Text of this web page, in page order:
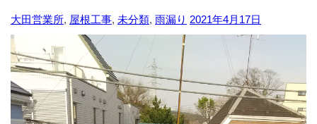
大田営業所, 屋根工事, 未分類, 雨漏り 2021年4月17日